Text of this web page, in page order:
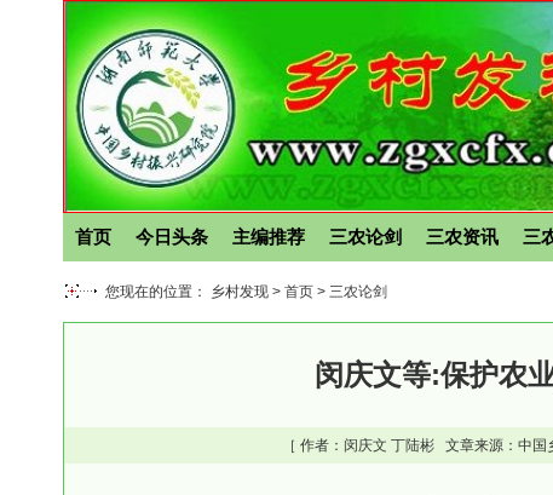
首页 今日头条 主编推荐 三农论剑 三农资讯 三
您现在的位置： 乡村发现 > 首页 > 三农论剑
闵庆文等:保护农
［ 作者： 闵庆文 丁陆彬文章来源：中国